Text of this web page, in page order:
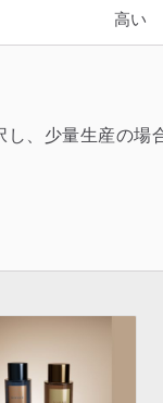
高い
、少量生産の場